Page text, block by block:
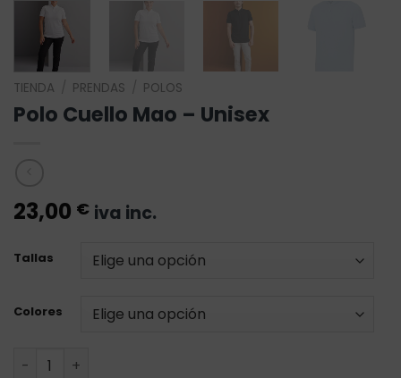
TIENDA PRENDAS POLOS
Polo Cuello Mao – Unisex
23,00 € iva inc.
Tallas
Colores
Polo Cuello Mao - Unisex cantidad